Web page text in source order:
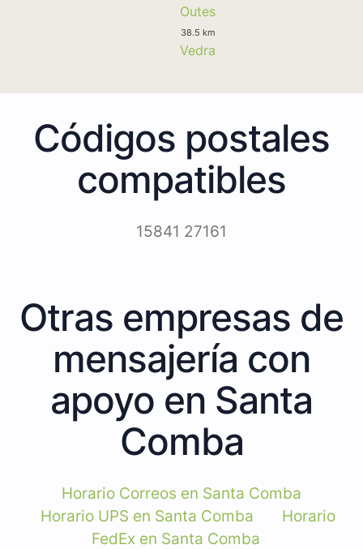
Outes
38.5 km
Vedra
Códigos postales
compatibles
15841 27161
Otras empresas de
mensajería con
apoyo en Santa
Comba
Horario Correos en Santa Comba
Horario UPS en Santa Comba
Horario
FedEx en Santa Comba